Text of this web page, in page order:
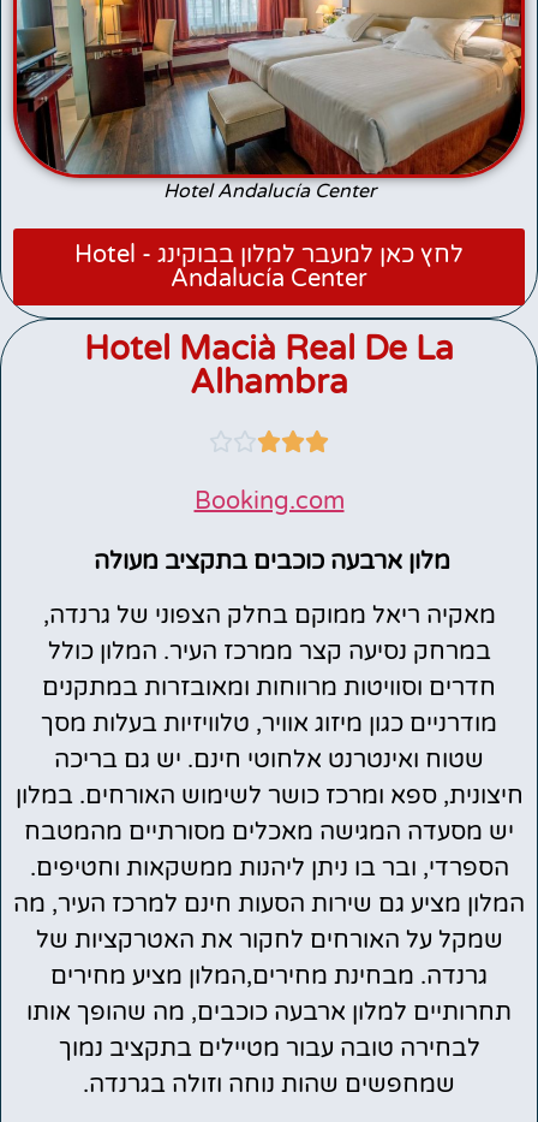
Hotel Andalucía Center
לחץ כאן למעבר למלון בבוקינג - Hotel
Andalucía Center
Hotel Macià Real De La
Alhambra





Booking.com
מלון ארבעה כוכבים בתקציב מעולה
מאקיה ריאל ממוקם בחלק הצפוני של גרנדה,
במרחק נסיעה קצר ממרכז העיר. המלון כולל
חדרים וסוויטות מרווחות ומאובזרות במתקנים
מודרניים כגון מיזוג אוויר, טלוויזיות בעלות מסך
שטוח ואינטרנט אלחוטי חינם. יש גם בריכה
חיצונית, ספא ומרכז כושר לשימוש האורחים. במלון
יש מסעדה המגישה מאכלים מסורתיים מהמטבח
הספרדי, ובר בו ניתן ליהנות ממשקאות וחטיפים.
המלון מציע גם שירות הסעות חינם למרכז העיר, מה
שמקל על האורחים לחקור את האטרקציות של
גרנדה. מבחינת מחירים,המלון מציע מחירים
תחרותיים למלון ארבעה כוכבים, מה שהופך אותו
לבחירה טובה עבור מטיילים בתקציב נמוך
שמחפשים שהות נוחה וזולה בגרנדה.